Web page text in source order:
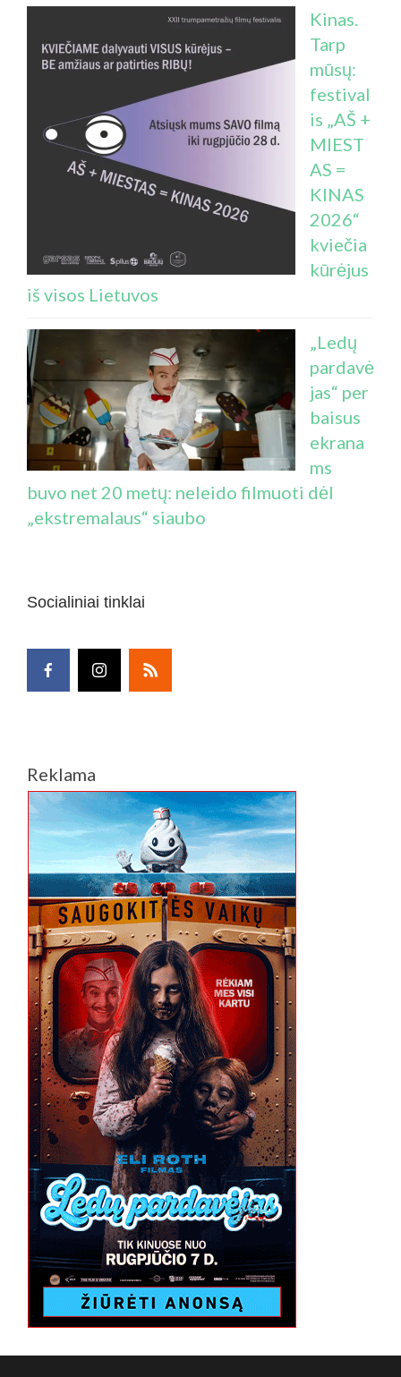
Kinas.
Tarp
mūsų:
festival
is „AŠ +
MIEST
AS =
KINAS
2026“
kviečia
kūrėjus
iš visos Lietuvos
„Ledų
pardavė
jas“ per
baisus
ekrana
ms
buvo net 20 metų: neleido filmuoti dėl
„ekstremalaus“ siaubo
Socialiniai tinklai
Reklama